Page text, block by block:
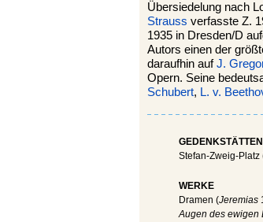
Übersiedelung nach
Strauss verfasste Z.
1935 in Dresden/D
Autors einen der
daraufhin aufJ.
Opern. Seine
Schubert, L. v.
GEDENKSTÄTTEN
Stefan-Zweig-Platz
WERKE
Dramen (Jeremias
Augen des ewigen